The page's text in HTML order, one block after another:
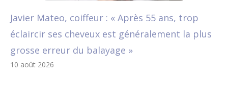
Javier Mateo, coiffeur : « Après 55 ans, trop
éclaircir ses cheveux est généralement la plus
grosse erreur du balayage »
10 août 2026